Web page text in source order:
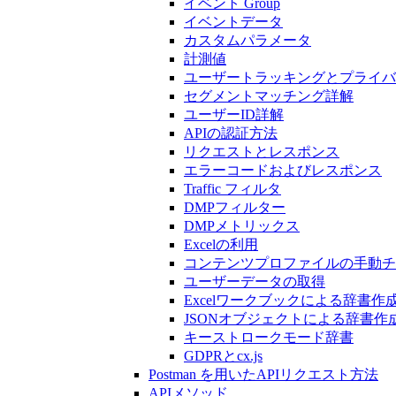
イベント Group
イベントデータ
カスタムパラメータ
計測値
ユーザートラッキングとプライ
セグメントマッチング詳解
ユーザーID詳解
APIの認証方法
リクエストとレスポンス
エラーコードおよびレスポンス
Traffic フィルタ
DMPフィルター
DMPメトリックス
Excelの利用
コンテンツプロファイルの手動
ユーザーデータの取得
Excelワークブックによる辞書作
JSONオブジェクトによる辞書作
キーストロークモード辞書
GDPRとcx.js
Postman を用いたAPIリクエスト方法
APIメソッド